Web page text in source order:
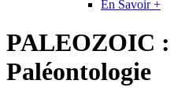
En Savoir +
PALEOZOIC :
Paléontologie